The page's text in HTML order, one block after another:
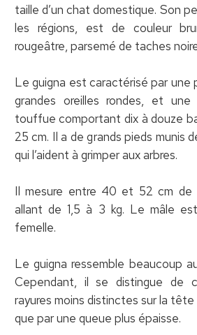
taille d’un chat domestique. Son
les régions, est de couleur
rougeâtre, parsemé de taches
Le guigna est caractérisé par
grandes oreilles rondes, et
touffue comportant dix à douze
25 cm. Il a de grands pieds munis
qui l’aident à grimper aux arbres.
Il mesure entre 40 et 52 cm de
allant de 1,5 à 3 kg. Le mâle
femelle.
Le guigna ressemble beaucoup
Cependant, il se distingue de
rayures moins distinctes sur la
que par une queue plus épaisse.